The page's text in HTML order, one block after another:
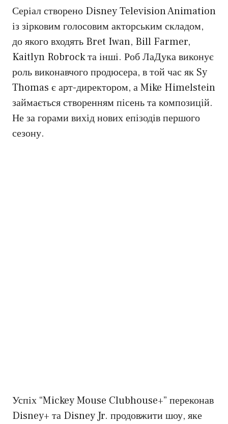
Серіал створено Disney Television Animation
із зірковим голосовим акторським складом,
до якого входять Bret Iwan, Bill Farmer,
Kaitlyn Robrock та інші. Роб ЛаДука виконує
роль виконавчого продюсера, в той час як Sy
Thomas є арт-директором, а Mike Himelstein
займається створенням пісень та композицій.
Не за горами вихід нових епізодів першого
сезону.
Успіх “Mickey Mouse Clubhouse+” переконав
Disney+ та Disney Jr. продовжити шоу, яке